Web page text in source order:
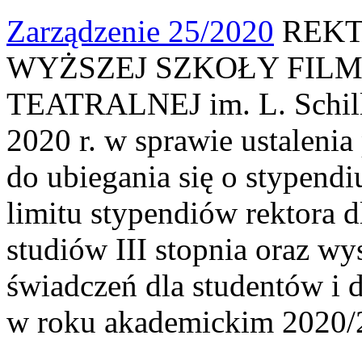
Zarządzenie 25/2020
WYŻSZEJ SZKOŁY
TEATRALNEJ im. L.
2020 r. w sprawie
do ubiegania się o
limitu stypendiów rektora
studiów III stopnia oraz
świadczeń dla studentów
w roku akademickim